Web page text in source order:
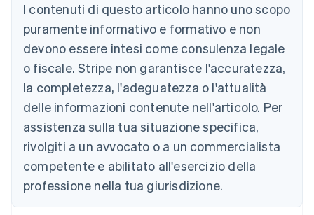
I contenuti di questo articolo hanno uno scopo
puramente informativo e formativo e non
devono essere intesi come consulenza legale
o fiscale. Stripe non garantisce l'accuratezza,
la completezza, l'adeguatezza o l'attualità
delle informazioni contenute nell'articolo. Per
assistenza sulla tua situazione specifica,
rivolgiti a un avvocato o a un commercialista
competente e abilitato all'esercizio della
professione nella tua giurisdizione.
Belgio
Nederlands FrançaisDeutschEnglish
Brasile
Português English
Bulgaria
English
Canada
EnglishFrançais
Cina continentale
简体中文
Cipro
English
Croazia
Danimarca